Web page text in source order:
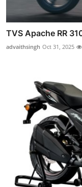
TVS Apache RR
advaithsingh Oct 31, 2025